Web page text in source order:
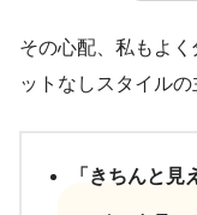
その心配、私もよ
ットなしスタイルの
「きちんと見